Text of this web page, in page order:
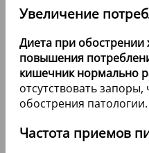
Увеличение
Диета при обострении
повышения
кишечник нормально
отсутствовать
обострения патологии.
Частота приемов